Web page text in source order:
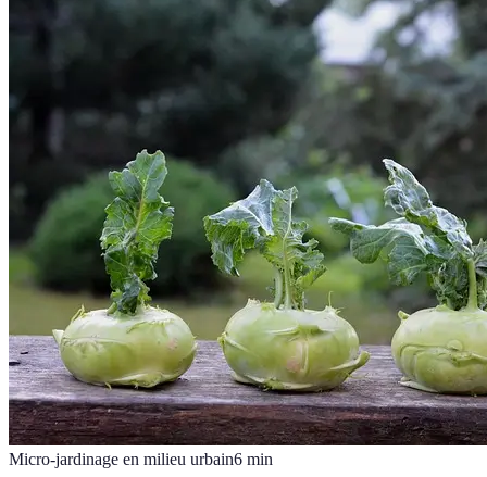
Micro-jardinage en milieu urbain6 min